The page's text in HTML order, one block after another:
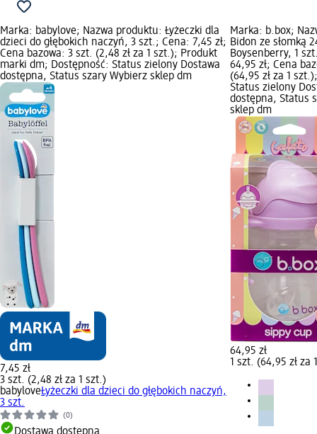
Marka: babylove; Nazwa produktu: Łyżeczki dla
dzieci do głębokich naczyń, 3 szt.; Cena: 7,45 zł;
Cena bazowa: 3 szt. (2,48 zł za 1 szt.); Produkt
marki dm; Dostępność: Status zielony Dostawa
dostępna, Status szary Wybierz sklep dm
7,45 zł
3 szt. (2,48 zł za 1 szt.)
babyloveŁyżeczki dla dzieci do głębokich naczyń,
3 szt.
(0)
Marka: b.box;
Bidon ze słomką
Boysenberry, 1
64,95 zł; Cena
(64,95 zł za 1
Status zielony
dostępna, Status
sklep dm
64,95 zł
1 szt. (64,95 zł za